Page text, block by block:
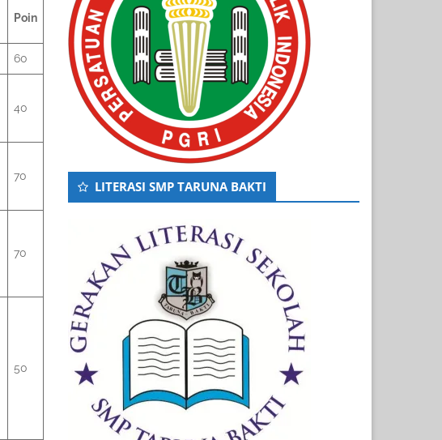
Poin
60
40
70
70
50
LITERASI SMP TARUNA BAKTI